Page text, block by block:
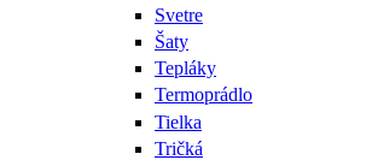
Svetre
Šaty
Tepláky
Termoprádlo
Tielka
Tričká